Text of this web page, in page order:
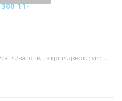
300 11-
Примітка: зел.; кріп.датч.волог./світл./запотів. ; з кріпл.дзерк. ; vin; з молд.; камера; 1598*942; 01/15-